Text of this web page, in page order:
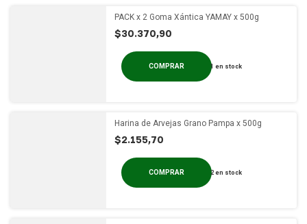
PACK x 2 Goma Xántica YAMAY x 500g
$30.370,90
1 en stock
Harina de Arvejas Grano Pampa x 500g
$2.155,70
2 en stock